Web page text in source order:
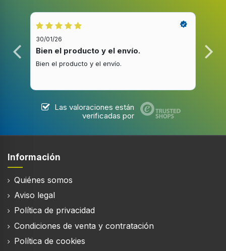
Volumen de tambor
112 L
Pantalla incorporada
1,45 m
Desempeño
Capacidad nominal
Clase de eficiencia de condensación
B
Programas de secado
Ropa de cama, Blusa / camisa, Algodón,
Rápido, Deporte, Sintético, Toalla, Calentamiento,
30/01/26
Bien el producto y el envío.
Bien el producto y el envío.
Las valoraciones están
verificadas por
Información
Quiénes somos
Aviso legal
Política de privacidad
Condiciones de venta y contratación
Política de cookies